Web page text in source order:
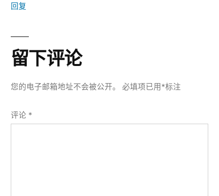
回复
留下评论
您的电子邮箱地址不会被公开。 必填项已用 *标注
评论 *